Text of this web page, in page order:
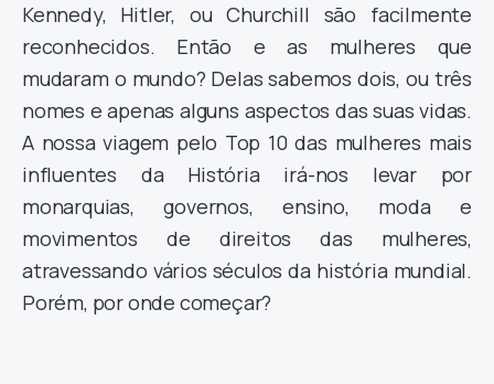
Kennedy, Hitler, ou Churchill são facilmente
reconhecidos. Então e as mulheres que
mudaram o mundo? Delas sabemos dois, ou três
nomes e apenas alguns aspectos das suas vidas.
A nossa viagem pelo Top 10 das mulheres mais
influentes da História irá-nos levar por
monarquias, governos, ensino, moda e
movimentos de direitos das mulheres,
atravessando vários séculos da história mundial.
Porém, por onde começar?